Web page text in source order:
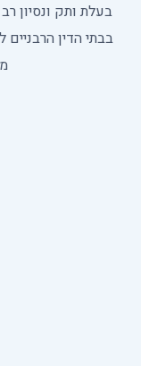
בעלת ותק ונסיון
בבתי הדין הרבניים